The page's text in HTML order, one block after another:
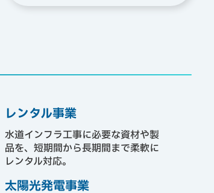
レンタル事業
水道インフラ工事に必要な資材や製
品を、短期間から長期間まで柔軟に
レンタル対応。
太陽光発電事業